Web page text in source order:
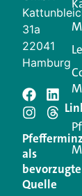
Jetzt
Ihre E-
31a
22041
Hamburg
als
bevorzugte
Quelle